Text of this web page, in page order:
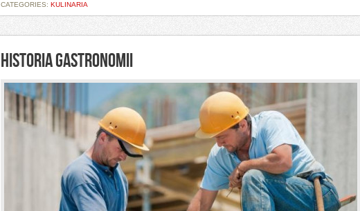
CATEGORIES: KULINARIA
HISTORIA GASTRONOMII